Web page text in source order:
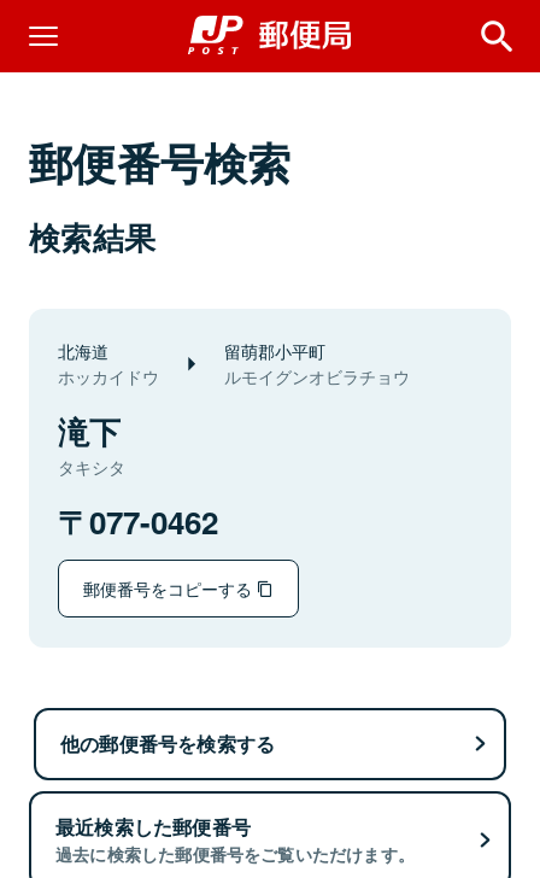
郵便番号検索
検索結果
北海道
ホッカイドウ
留萌郡小平町
ルモイグンオビラチョウ
滝下
タキシタ
077-0462
郵便番号をコピーする
他の郵便番号を検索する
最近検索した郵便番号
過去に検索した郵便番号をご覧いただけます。